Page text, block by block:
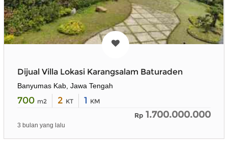
Dijual Villa Lokasi Karangsalam Baturaden
Banyumas Kab, Jawa Tengah
700 m2 2 KT 1 KM
Rp 1.700.000.000
3 bulan yang lalu